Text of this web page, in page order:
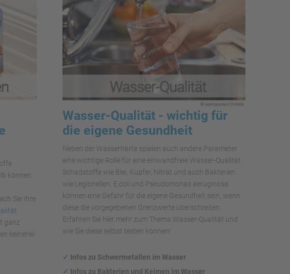
können
Sie Ihre
ganz
keinerlei
Wasser-Qualität - wichtig für
die eigene Gesundheit
Neben der Wasserhärte spielen auch andere Parameter
eine wichtige Rolle für eine einwandfreie Wasser-Qualität.
Schadstoffe wie Blei, Kupfer, Nitrat und auch Bakterien
wie Legionellen, E.coli und Pseudomonas aeruginosa
können eine Gefahr für die eigene Gesundheit sein, wenn
diese die vorgegebenen Grenzwerte überschreiten.
Erfahren Sie hier mehr zum Thema Wasser-Qualität und
wie Sie diese selbst testen können!
✓ Infos zu Schwermetallen im Wasser
✓ Infos zu Bakterien und Keimen im Wasser